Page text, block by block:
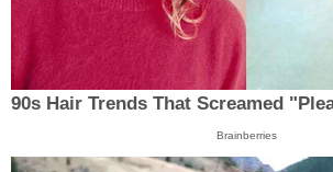
90s Hair Trends That Screamed
Brainberries